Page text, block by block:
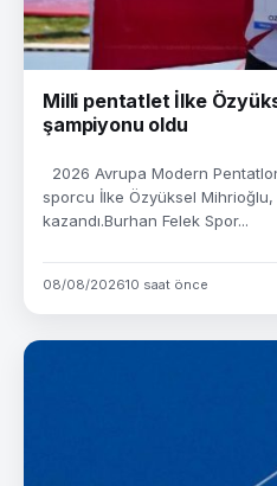
Milli pentatlet İlke
şampiyonu oldu
2026 Avrupa Modern
sporcu İlke Özyüksel Mihrioğlu,
kazandı.Burhan Felek Spor...
08/08/202610 saat önce